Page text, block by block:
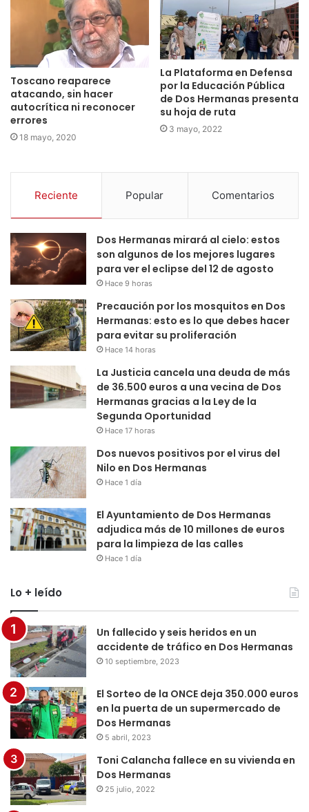
Toscano reaparece
atacando, sin hacer
autocrítica ni reconocer
errores
18 mayo, 2020
La Plataforma en Defensa
por la Educación Pública
de Dos Hermanas presenta
su hoja de ruta
3 mayo, 2022
Reciente Popular Comentarios
Dos Hermanas mirará al cielo: estos
son algunos de los mejores lugares
para ver el eclipse del 12 de agosto
Hace 9 horas
Precaución por los mosquitos en Dos
Hermanas: esto es lo que debes hacer
para evitar su proliferación
Hace 14 horas
La Justicia cancela una deuda de más
de 36.500 euros a una vecina de Dos
Hermanas gracias a la Ley de la
Segunda Oportunidad
Hace 17 horas
Dos nuevos positivos por el virus del
Nilo en Dos Hermanas
Hace 1 día
El Ayuntamiento de Dos Hermanas
adjudica más de 10 millones de euros
para la limpieza de las calles
Hace 1 día
Lo + leído
Un fallecido y seis heridos en un
accidente de tráfico en Dos Hermanas
10 septiembre, 2023
El Sorteo de la ONCE deja 350.000 euros
en la puerta de un supermercado de
Dos Hermanas
5 abril, 2023
Toni Calancha fallece en su vivienda en
Dos Hermanas
25 julio, 2022